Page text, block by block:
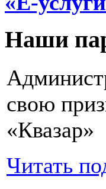
Наши
свою
«Квазар»
Читать